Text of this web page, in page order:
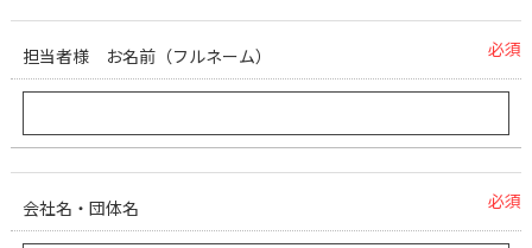
担当者様 お名前（フルネーム） 必須
会社名・団体名 必須